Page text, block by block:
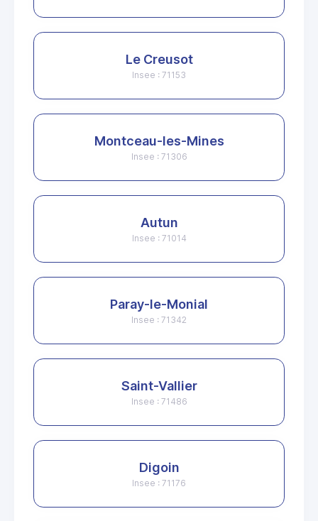
Le Creusot
Insee : 71153
Montceau-les-Mines
Insee : 71306
Autun
Insee : 71014
Paray-le-Monial
Insee : 71342
Saint-Vallier
Insee : 71486
Digoin
Insee : 71176